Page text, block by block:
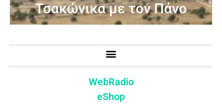
Τσακώνικα με τον Πάνο
WebRadio
eShop